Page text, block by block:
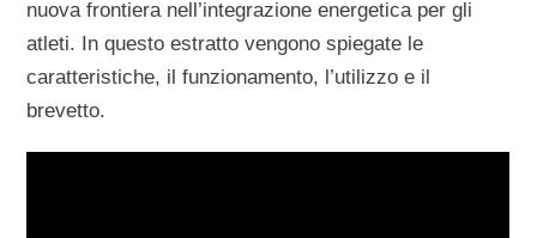
nuova frontiera nell’integrazione energetica per gli
atleti. In questo estratto vengono spiegate le
caratteristiche, il funzionamento, l’utilizzo e il
brevetto.